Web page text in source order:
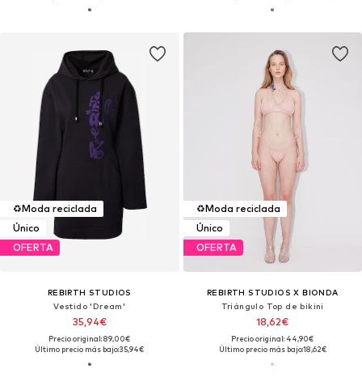
♻️Moda reciclada
Único
OFERTA
REBIRTH STUDIOS
Vestido 'Dream'
35,94€
Precio original: 89,00€
Último precio más bajo:35,94€
♻️Moda reciclada
Único
OFERTA
REBIRTH STUDIOS X BIONDA
Triángulo Top de bikini
18,62€
Precio original: 44,90€
Último precio más bajo:18,62€